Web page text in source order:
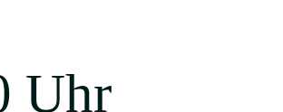
Uhr